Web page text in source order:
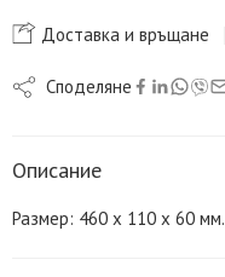
Доставка и връщане
Споделяне
Описание
Размер: 460 х 110 х 60